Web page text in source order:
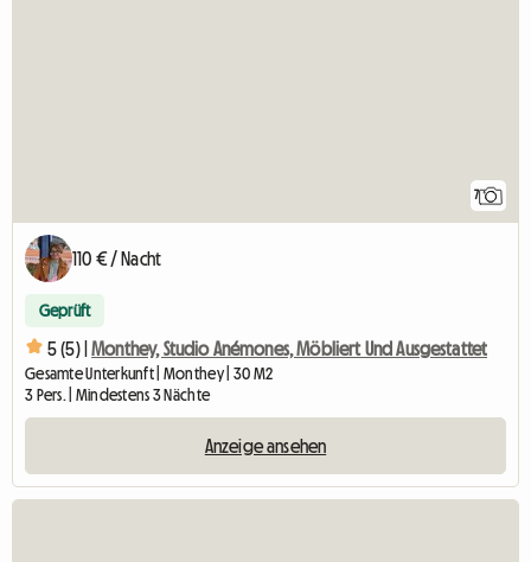
7
110 € / Nacht
Geprüft
5 (5) | Monthey, Studio Anémones, Möbliert Und Ausgestattet
Gesamte Unterkunft | Monthey | 30 M2
3 Pers. | Mindestens 3 Nächte
Anzeige ansehen